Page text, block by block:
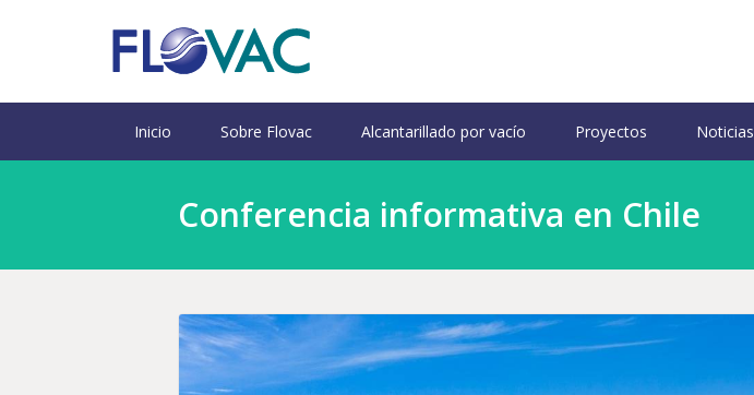
Inicio Sobre Flovac Alcantarillado por vacío Proyectos Noticias
Conferencia informativa en Chile